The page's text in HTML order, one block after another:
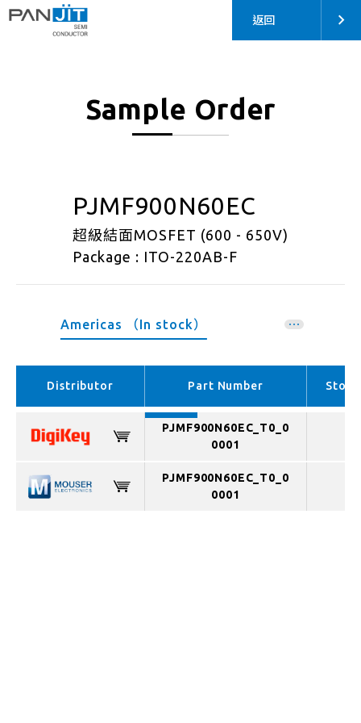
返回
Sample Order
PJMF900N60EC
超級結面MOSFET (600 - 650V)
Package : ITO-220AB-F
Americas （In stock）
APAC （In stock）
Distributor Part Number Stock
PJMF900N60EC_T0_0
0001
PJMF900N60EC_T0_0
0001